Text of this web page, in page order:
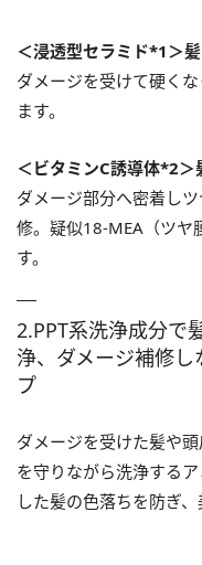
＜浸透型セラミド*1＞
ダメージを受けて硬く
ます。
＜ビタミンC誘導体*2＞
ダメージ部分へ密着し
修。疑似18-MEA（ツヤ
す。
2.PPT系洗浄成分で
浄、ダメージ補修
プ
ダメージを受けた髪や
を守りながら洗浄する
した髪の色落ちを防ぎ、